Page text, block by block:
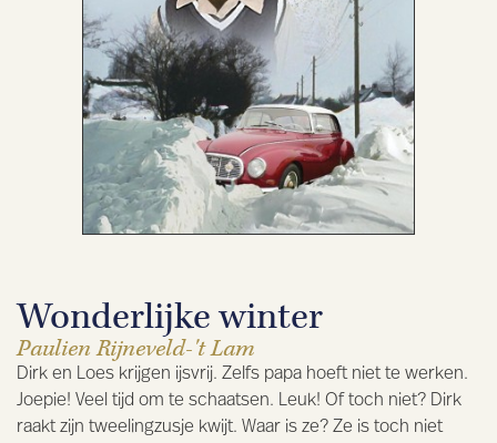
Wonderlijke winter
Paulien Rijneveld-'t Lam
Dirk en Loes krijgen ijsvrij. Zelfs papa hoeft niet te werken.
Joepie! Veel tijd om te schaatsen. Leuk! Of toch niet? Dirk
raakt zijn tweelingzusje kwijt. Waar is ze? Ze is toch niet